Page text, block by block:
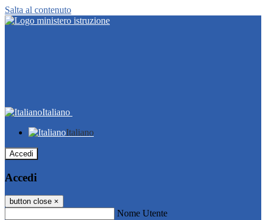
Salta al contenuto
Italiano
Italiano
Accedi
Accedi
button close ×
Nome Utente